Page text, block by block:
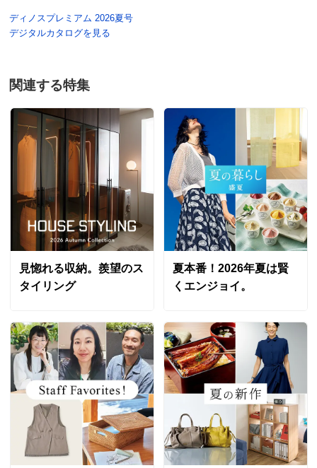
ディノスプレミアム 2026夏号
デジタルカタログを見る
関連する特集
見惚れる収納。羨望のス
タイリング
夏本番！2026年夏は賢
くエンジョイ。